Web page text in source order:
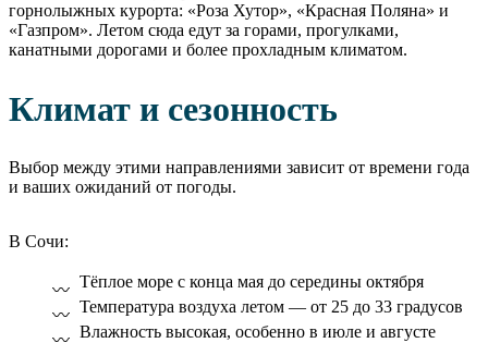
горнолыжных курорта: «Роза Хутор», «Красная Поляна» и
«Газпром». Летом сюда едут за горами, прогулками,
канатными дорогами и более прохладным климатом.
Климат и сезонность
Выбор между этими направлениями зависит от времени года
и ваших ожиданий от погоды.
В Сочи:
Тёплое море с конца мая до середины октября
Температура воздуха летом — от 25 до 33 градусов
Влажность высокая, особенно в июле и августе